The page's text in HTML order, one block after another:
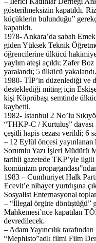
gösterilmeksizin kapatıldı.
küçüklerin bulunduğu”
kapatıldı.
1978- Ankara’da sabah
giden Yüksek Teknik
öğrencilerine ülkücü
yaylım ateşi açıldı; Zafer
yaralandı; 5 ülkücü yakalandı.
1980- TİP’in düzenlediği ve
desteklediği miting için
kişi Köprübaşı semtinde
kaybetti.
1982- İstanbul 2 No’lu
“THKP-C / Kurtuluş” davası
çeşitli hapis cezası verildi; 6
– 12 Eylül öncesi yayınlanan
Sorumlu Yazı İşleri Müdürü
tarihli gazetede TKP’yle ilgili
komünizm
1983 – Cumhuriyet Halk
Ecevit’e nihayet yurtdışına
Sosyalist Enternasyonal
– “İllegal örgüte dönüştüğü”
Mahkemesi’nce kapatılan
devredilecek.
– Adam Yayıncılık
“Mephisto”adlı filmi Film